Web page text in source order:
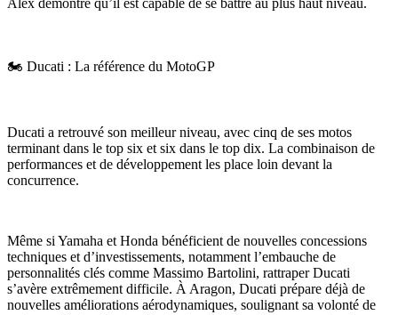
Alex démontre qu’il est capable de se battre au plus haut niveau.
🏍️ Ducati : La référence du MotoGP
Ducati a retrouvé son meilleur niveau, avec cinq de ses motos
terminant dans le top six et six dans le top dix. La combinaison de
performances et de développement les place loin devant la
concurrence.
Même si Yamaha et Honda bénéficient de nouvelles concessions
techniques et d’investissements, notamment l’embauche de
personnalités clés comme Massimo Bartolini, rattraper Ducati
s’avère extrêmement difficile. À Aragon, Ducati prépare déjà de
nouvelles améliorations aérodynamiques, soulignant sa volonté de